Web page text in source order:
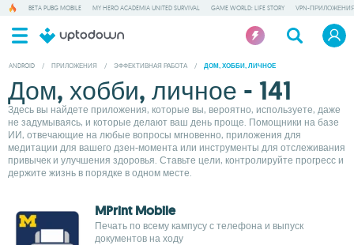
BETA PUBG MOBILE MY HERO ACADEMIA UNITED SURVIVAL GAME WORLD: LIFE STORY VPN-
ANDROID / ПРИЛОЖЕНИЯ / ЭФФЕКТИВНАЯ РАБОТА / ДОМ, ХОББИ, ЛИЧНОЕ
Дом, хобби, личное - 141
Здесь вы найдете приложения, которые вы, вероятно, используете, даже
не задумываясь, и которые делают ваш день проще. Помощники на базе
ИИ, отвечающие на любые вопросы мгновенно, приложения для
медитации для вашего дзен-момента или инструменты для отслеживания
привычек и улучшения здоровья. Ставьте цели, контролируйте прогресс и
держите жизнь в порядке в одном месте.
MPrint Mobile
Печать по всему кампусу с телефона и выпуск
документов на ходу